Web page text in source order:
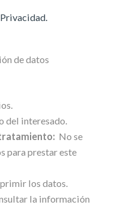
de datos
del interesado.
No se
para prestar este
los datos.
la información